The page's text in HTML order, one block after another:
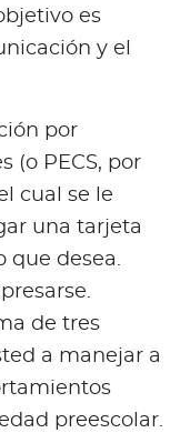
es
y el
por
(o PECS, por
cual se le
una tarjeta
que desea.
de tres
a manejar a
preescolar.